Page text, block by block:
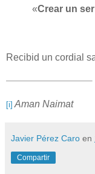
«Crear un
Recibid un cordial
[i] Aman Naimat
Javier Pérez Caro en
Compartir